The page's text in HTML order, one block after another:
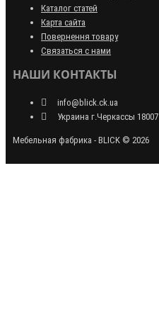
Каталог статей
Карта сайта
Повернення товару
Связаться с нами
НАШИ КОНТАКТЫ
info@blick.ck.ua
Украина г.Черкассы 18007
Мебельная фабрика - BLICK © 2026